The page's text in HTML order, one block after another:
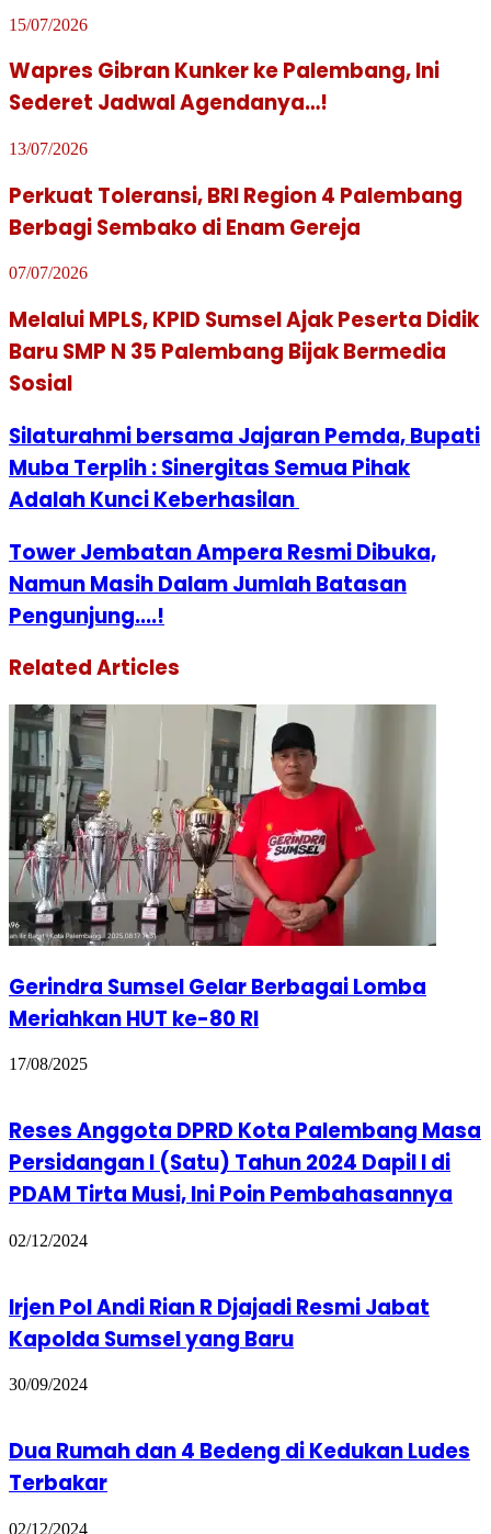
15/07/2026
Wapres Gibran Kunker ke Palembang, Ini
Sederet Jadwal Agendanya…!
13/07/2026
Perkuat Toleransi, BRI Region 4 Palembang
Berbagi Sembako di Enam Gereja
07/07/2026
Melalui MPLS, KPID Sumsel Ajak Peserta Didik
Baru SMP N 35 Palembang Bijak Bermedia
Sosial
Silaturahmi bersama Jajaran Pemda, Bupati
Muba Terplih : Sinergitas Semua Pihak
Adalah Kunci Keberhasilan
Tower Jembatan Ampera Resmi Dibuka,
Namun Masih Dalam Jumlah Batasan
Pengunjung....!
Related Articles
Gerindra Sumsel Gelar Berbagai Lomba
Meriahkan HUT ke-80 RI
17/08/2025
Reses Anggota DPRD Kota Palembang Masa
Persidangan I (Satu) Tahun 2024 Dapil I di
PDAM Tirta Musi, Ini Poin Pembahasannya
02/12/2024
Irjen Pol Andi Rian R Djajadi Resmi Jabat
Kapolda Sumsel yang Baru
30/09/2024
Dua Rumah dan 4 Bedeng di Kedukan Ludes
Terbakar
02/12/2024